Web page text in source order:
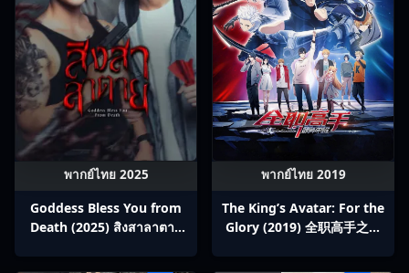
พากย์ไทย 2025
Goddess Bless You from
Death (2025) สิงสาลาตาย
พากย์ไทย 2019
The King’s Avatar: For the
Glory (2019) 全职高手之巅